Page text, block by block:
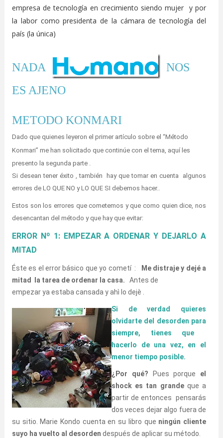
empresa de tecnología en crecimiento siendo mujer y por
la labor como presidenta de la cámara de tecnología del
país (la única)
NADA
NOS
ES AJENO
METODO KONMARI
Dado que quienes leyeron el primer artículo sobre el “Método
Konmari” me han solicitado que continúe con el tema, aquí les
presento la segunda parte .
Si desean tener éxito , también hay que tomar en cuenta algunos
errores de LO QUE NO y LO QUE SI debemos hacer..
Estos son los errores que cometemos y que como quien dice, nos
desencantan del método y que hay que evitar:
ERROR Nº 1: EMPEZAR A ORDENAR Y DEJARLO A
MITAD
Éste es el error básico que yo cometí :
Me distraje y dejé a
mitad
la tarea de ordenar la casa. Antes de
empezar ya estaba cansada y ahì lo dejè .
Si de verdad quieres
olvidarte del desorden para
siempre, tienes que
hacerlo de una vez, en el
menor tiempo posible.
¿Por qué? Pues porque el
shock es tan grandeque a
partir de entonces pensarás
dos veces dejar algo fuera de
su sitio. Marie Kondo cuenta en su libro que ningún cliente
suyo ha vuelto al desorden después de aplicar su método.